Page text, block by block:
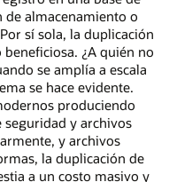
almacenamiento o
sí sola, la duplicación
¿A quién no
se amplía a escala
se hace evidente.
produciendo
seguridad y archivos
y archivos
la duplicación de
a un costo masivo y